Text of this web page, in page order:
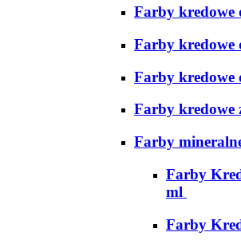
Farby kredowe
Farby kredowe
Farby kredowe
Farby kredowe
Farby
Farby
ml
Farby